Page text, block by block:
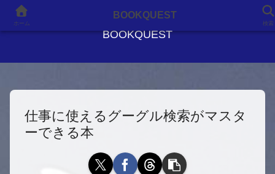
BOOKQUEST
仕事に使えるグーグル検索がマスタ
ーできる本
ホーム
BOOKQUEST
検索